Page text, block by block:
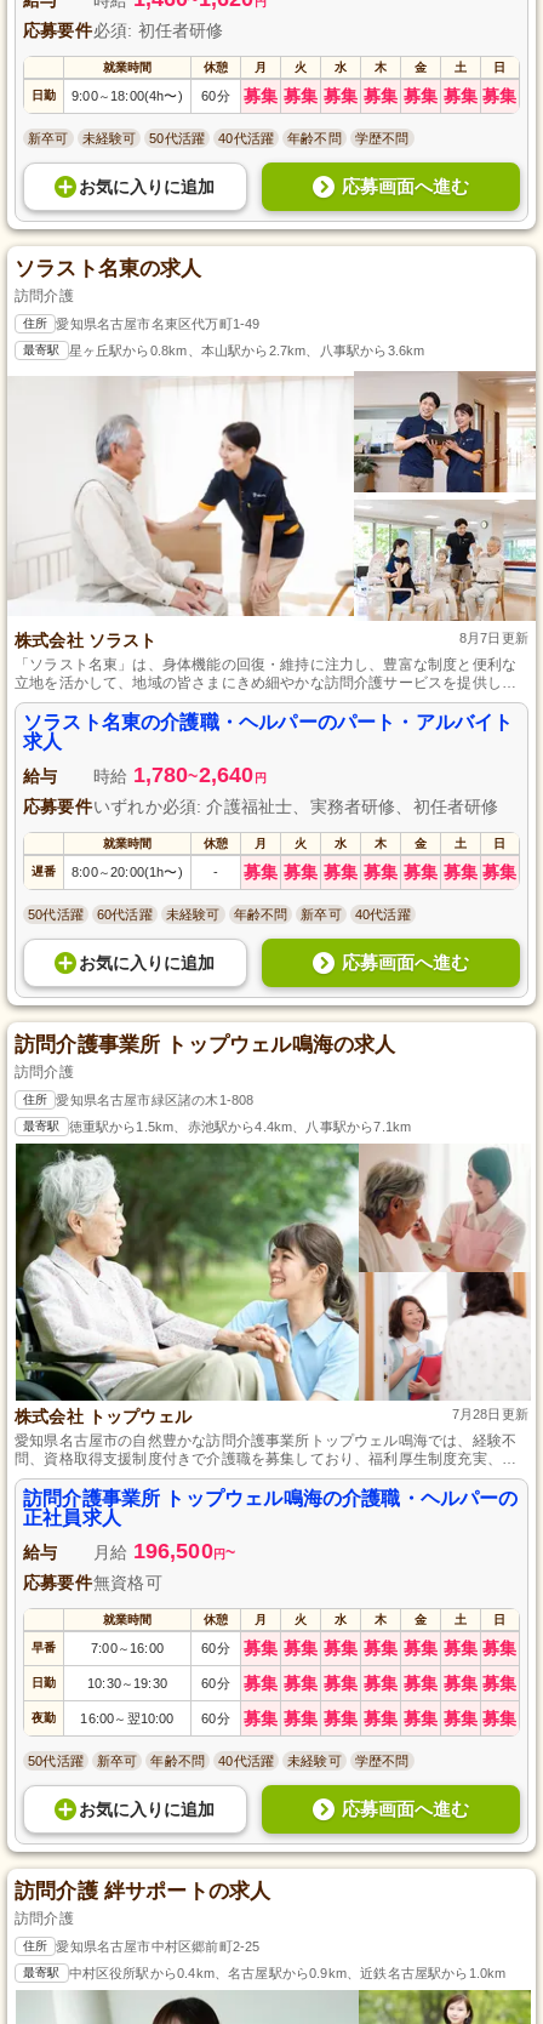
応募要件必須: 初任者研修
就業時間 休憩 月 火 水 木 金 土 日
日勤 9:00～ 18:00(4h〜) 60分 募集 募集 募集 募集 募集 募集 募集
新卒可 未経験可 50代活躍 40代活躍 年齢不問 学歴不問
お気に入り に追加 応募画面へ進む
ソラスト名東の求人
訪問介護
住所 愛知県名古屋市名東区代万町1-49
最寄駅 星ヶ丘駅から0.8km、本山駅から2.7km、八事駅から3.6km
株式会社 ソラスト 8月7日更新
「ソラスト名東」は、身体機能の回復・維持に注力し、豊富な制度と便利な
立地を活かして、地域の皆さまにきめ細やかな訪問介護サービスを提供し、
働きやすい環境も整えています。
ソラスト名東の介護職・ヘルパーのパート・アルバイト
求人
給与 時給 1,780~2,640 円
応募要件いずれか必須: 介護福祉士、実務者研修、初任者研修
就業時間 休憩 月 火 水 木 金 土 日
遅番 8:00～20:00(1h〜) - 募集 募集 募集 募集 募集 募集 募集
50代活躍 60代活躍 未経験可 年齢不問 新卒可 40代活躍
お気に入り に追加 応募画面へ進む
訪問介護事業所 トップウェル鳴海の求人
訪問介護
住所 愛知県名古屋市緑区諸の木1-808
最寄駅 徳重駅から1.5km、赤池駅から4.4km、八事駅から7.1km
株式会社 トップウェル 7月28日更新
愛知県名古屋市の自然豊かな訪問介護事業所トップウェル鳴海では、経験不
問、資格取得支援制度付きで介護職を募集しており、福利厚生制度充実、残
業少なめの働きやすい環境です。
訪問介護事業所 トップウェル鳴海の介護職・ヘルパーの
正社員求人
給与 月給 196,500円~
応募要件無資格可
就業時間 休憩 月 火 水 木 金 土 日
早番 7:00～ 16:00 60分 募集 募集 募集 募集 募集 募集 募集
日勤 10:30～ 19:30 60分 募集 募集 募集 募集 募集 募集 募集
夜勤 16:00～ 翌10:00 60分 募集 募集 募集 募集 募集 募集 募集
50代活躍 新卒可 年齢不問 40代活躍 未経験可 学歴不問
お気に入り に追加 応募画面へ進む
訪問介護 絆サポートの求人
訪問介護
住所 愛知県名古屋市中村区郷前町2-25
最寄駅 中村区役所駅から0.4km、名古屋駅から0.9km、近鉄名古屋駅から1.0km